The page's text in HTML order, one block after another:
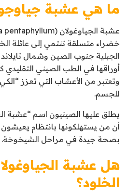
ما هي عشبة
خضراء متسلقة تنتمي إلى عائلة
الجبلية جنوب الصين وشمال
أوراقها في الطب الصيني
وتعتبر من الأعشاب التي تعزز
للجسم.
يطلق عليها الصينيون اسم “عشبة
أن من يستهلكونها بانتظام
بصحة جيدة في مراحل الشيخوخة.
هل عشبة
الخلود؟